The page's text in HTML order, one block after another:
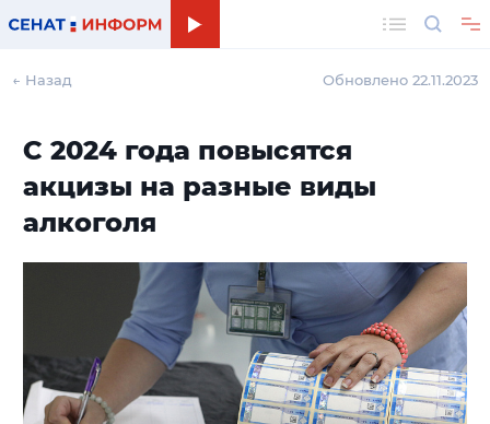
← Назад Обновлено 22.11.2023
С 2024 года повысятся
акцизы на разные виды
алкоголя